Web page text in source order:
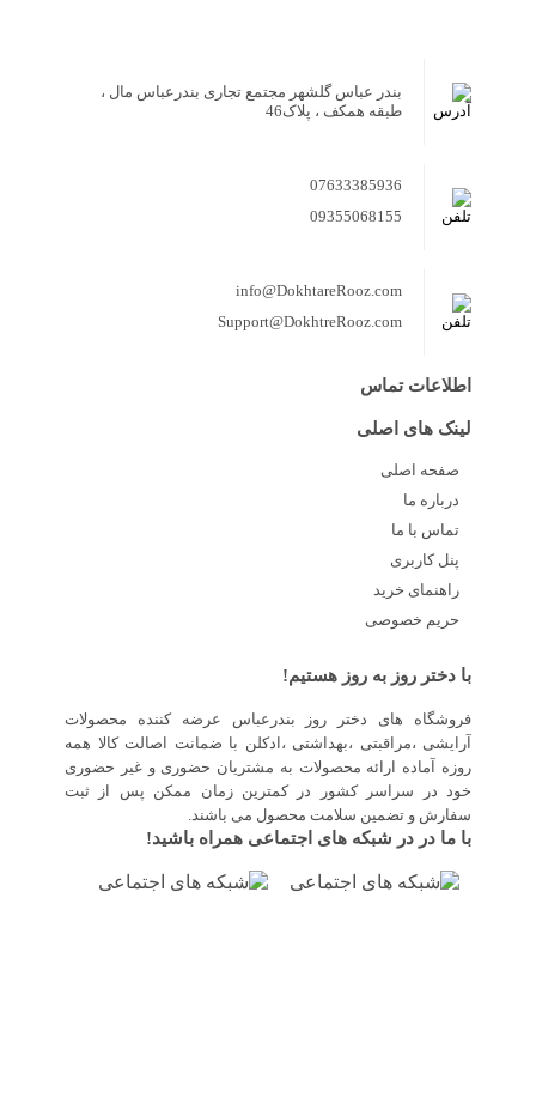
بندر عباس گلشهر مجتمع تجاری بندرعباس مال ،
طبقه همکف ، پلاک46
07633385936
09355068155
info@DokhtareRooz.com
Support@DokhtreRooz.com
اطلاعات تماس
لینک های اصلی
صفحه اصلی
درباره ما
تماس با ما
پنل کاربری
راهنمای خرید
حریم خصوصی
با دختر روز به روز هستیم!
فروشگاه های دختر روز بندرعباس عرضه کننده محصولات
آرایشی ،مراقبتی ،بهداشتی ،ادکلن با ضمانت اصالت کالا همه
روزه آماده ارائه محصولات به مشتریان حضوری و غیر حضوری
خود در سراسر کشور در کمترین زمان ممکن پس از ثبت
سفارش و تضمین سلامت محصول می باشند.
با ما در در شبکه های اجتماعی همراه باشید!